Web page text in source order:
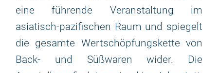
eine führende Veranstaltung im
asiatisch-pazifischen Raum und spiegelt
die gesamte Wertschöpfungskette von
Back- und Süßwaren wider. Die